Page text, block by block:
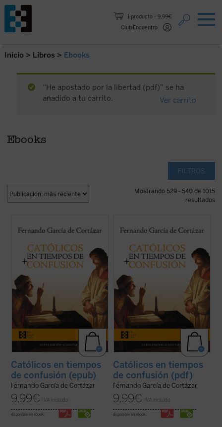
1 producto
9,99€
Club Encuentro
Saltar al contenido.
Inicio > Libros > Ebooks
“He apostado por la libertad (pdf)” se ha
añadido a tu carrito.
Ver carrito
Ebooks
FILTROS
Mostrando 529 - 540 de 1015
resultados
tiempos de confusión, el nuevo libro de
tradición cristiana vuelva a ser la
referencia que nos defina, de tal ...(ver
ficha)
Católicos en tiempos
de confusión (epub)
Fernando García de Cortázar
9,99€ IVA incluido
disponible en ebook:
tiempos de confusión, el nuevo libro de
tradición cristiana vuelva a ser la
referencia que nos defina, de tal ...(ver
ficha)
Católicos en tiempos
de confusión (pdf)
Fernando García de Cortázar
9,99€ IVA incluido
disponible en ebook: